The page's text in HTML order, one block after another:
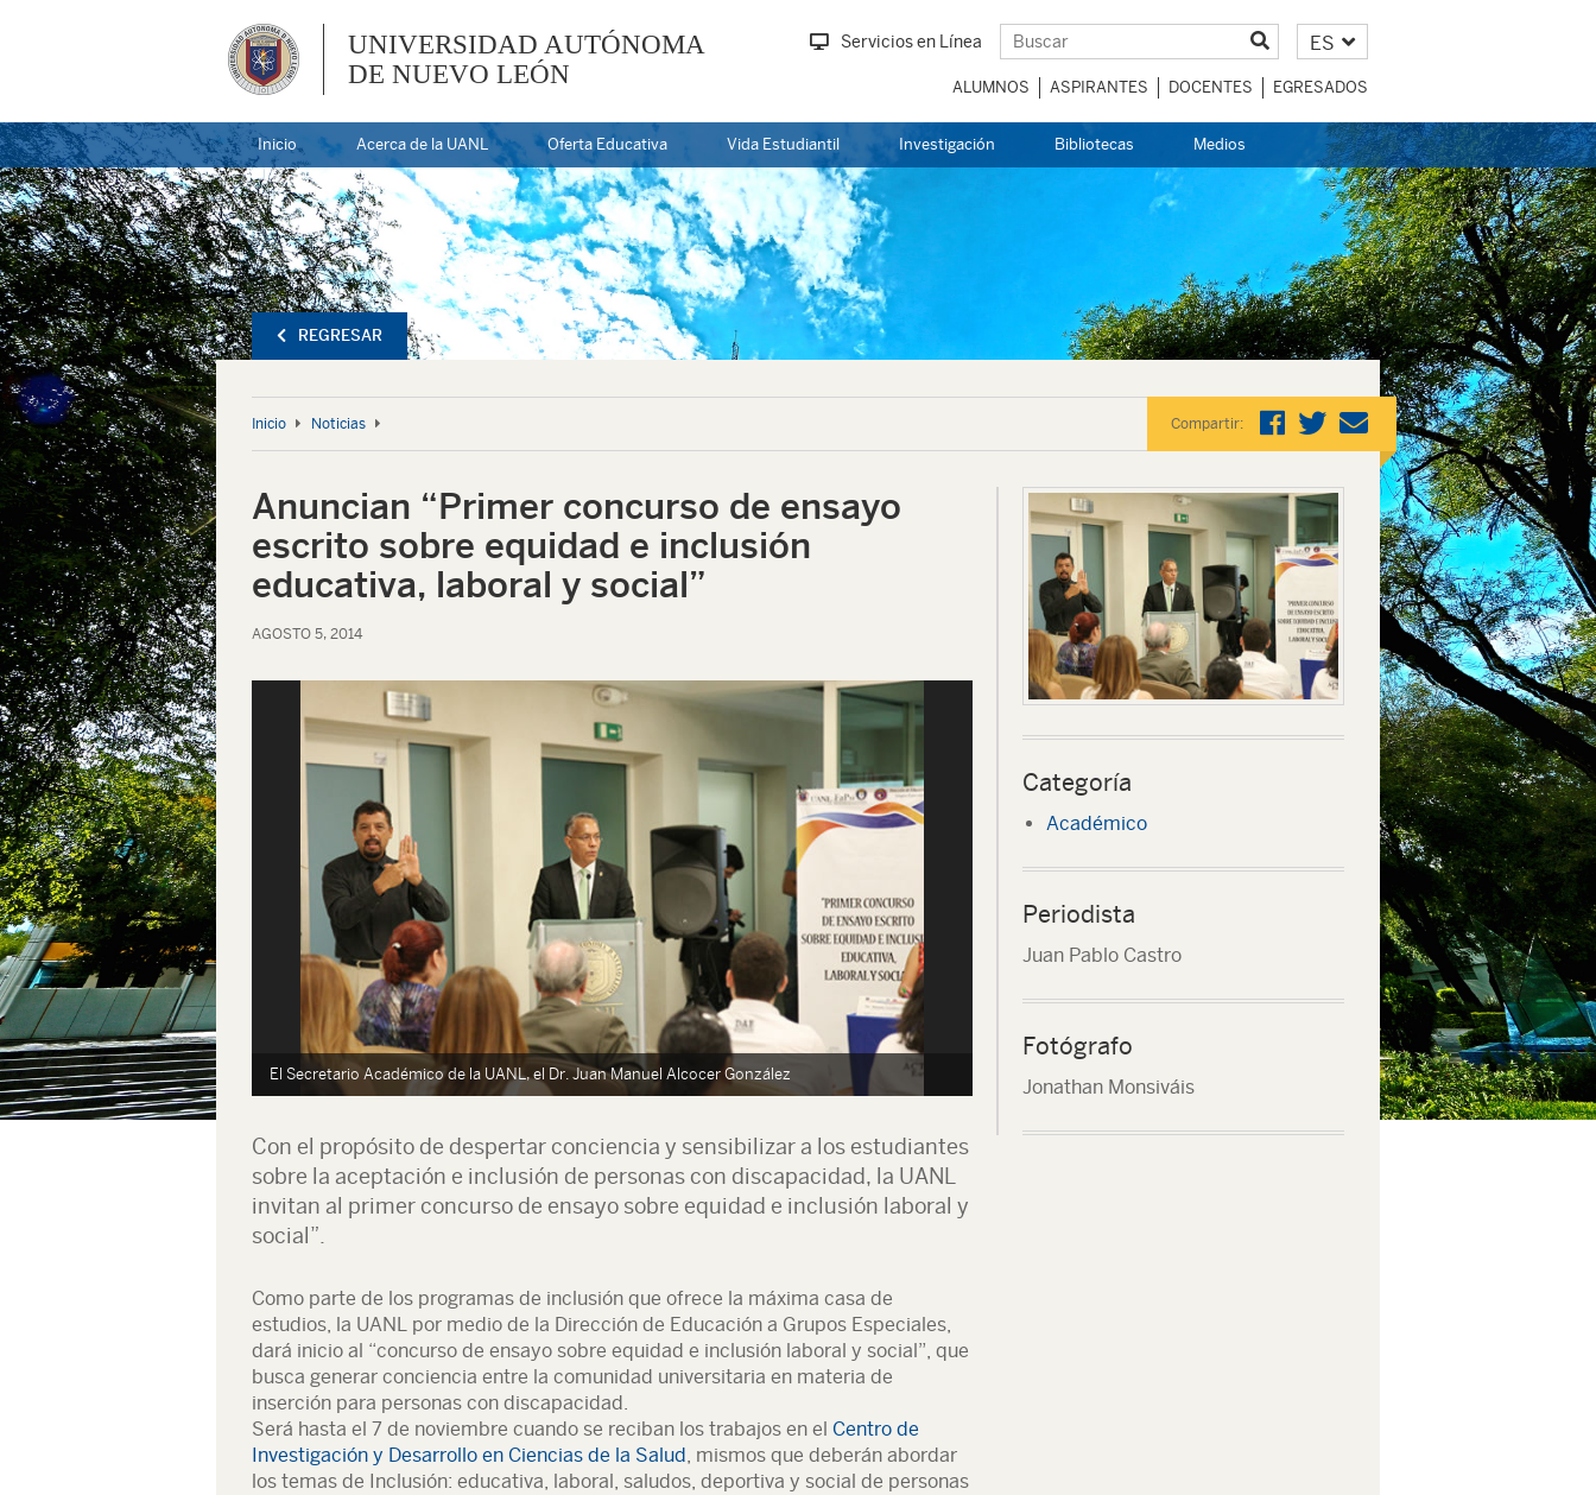
UNIVERSIDAD AUTÓNOMA
DE NUEVO LEÓN
Servicios en Línea ES
ALUMNOS ASPIRANTES DOCENTES EGRESADOS
Inicio Acerca de la UANL Oferta Educativa Vida Estudiantil Investigación Bibliotecas Medios
REGRESAR
Inicio Noticias Compartir:
Anuncian “Primer concurso de ensayo
escrito sobre equidad e inclusión
educativa, laboral y social”
AGOSTO 5, 2014
González El Secretario Académico de la UANL, el Dr. Juan Manuel Alcocer González El Secretario Académico de la UANL, el Dr. Juan Manuel Alcocer González
Con el propósito de despertar conciencia y sensibilizar a los estudiantes
sobre la aceptación e inclusión de personas con discapacidad, la UANL
invitan al primer concurso de ensayo sobre equidad e inclusión laboral y
social”.
Como parte de los programas de inclusión que ofrece la máxima casa de
estudios, la UANL por medio de la Dirección de Educación a Grupos Especiales,
dará inicio al “concurso de ensayo sobre equidad e inclusión laboral y social”, que
busca generar conciencia entre la comunidad universitaria en materia de
inserción para personas con discapacidad.
Será hasta el 7 de noviembre cuando se reciban los trabajos en el Centro de
Investigación y Desarrollo en Ciencias de la Salud, mismos que deberán abordar
los temas de Inclusión: educativa, laboral, saludos, deportiva y social de personas
Categoría
Académico
Periodista
Juan Pablo Castro
Fotógrafo
Jonathan Monsiváis